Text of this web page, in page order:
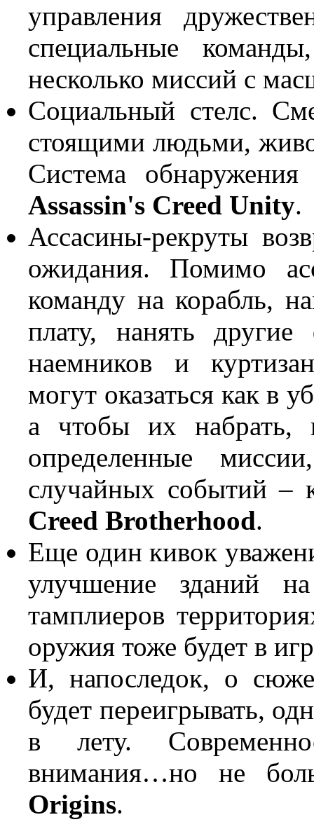
управления
специальные
несколько миссий с
Социальный стелс.
стоящими людьми,
Система
Assassin's Creed Unity.
Ассасины-рекруты
ожидания. Помимо
команду на корабль,
плату, нанять
наемников и
могут оказаться как в
а чтобы их набрать,
определенные
случайных событий –
Creed Brotherhood.
Еще один кивок
улучшение зданий
тамплиеров
оружия тоже будет в
И, напоследок, о
будет переигрывать,
в лету.
внимания…но не
Origins.